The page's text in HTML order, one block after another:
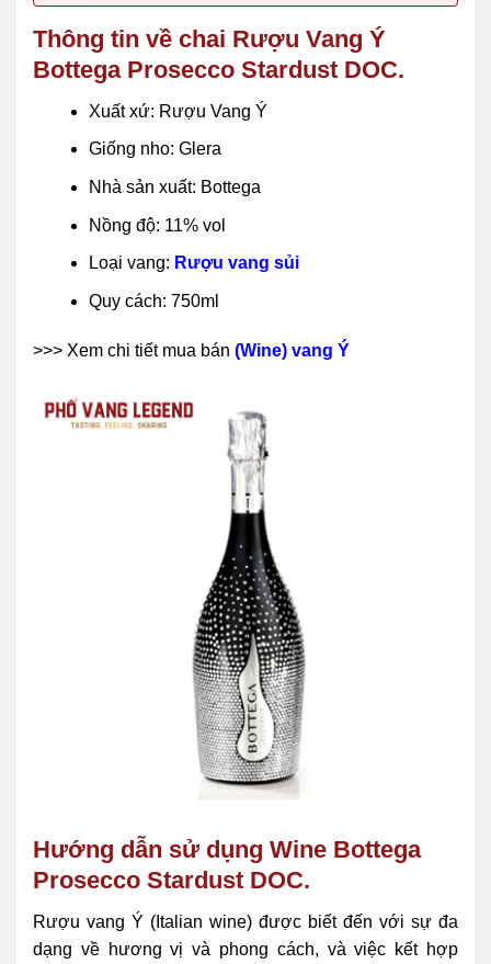
Thông tin về chai Rượu Vang Ý
Bottega Prosecco Stardust DOC.
Xuất xứ: Rượu Vang Ý
Giống nho: Glera
Nhà sản xuất: Bottega
Nồng độ: 11% vol
Loại vang: Rượu vang sủi
Quy cách: 750ml
>>> Xem chi tiết mua bán (Wine) vang Ý
Hướng dẫn sử dụng Wine Bottega
Prosecco Stardust DOC.
Rượu vang Ý (Italian wine) được biết đến với sự đa
dạng về hương vị và phong cách, và việc kết hợp